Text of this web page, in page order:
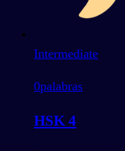
Intermediate
0palabras
HSK 4